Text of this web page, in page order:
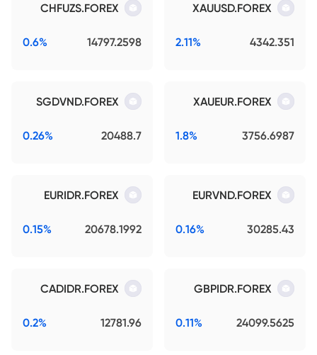
XAUUSD.FOREX
4342.351
2.11%
CHFUZS.FOREX
14797.2598
0.6%
XAUEUR.FOREX
3756.6987
1.8%
SGDVND.FOREX
20488.7
0.26%
EURVND.FOREX
30285.43
0.16%
EURIDR.FOREX
20678.1992
0.15%
GBPIDR.FOREX
24099.5625
0.11%
CADIDR.FOREX
12781.96
0.2%